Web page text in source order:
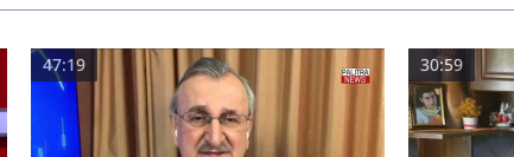
47:19 30:59